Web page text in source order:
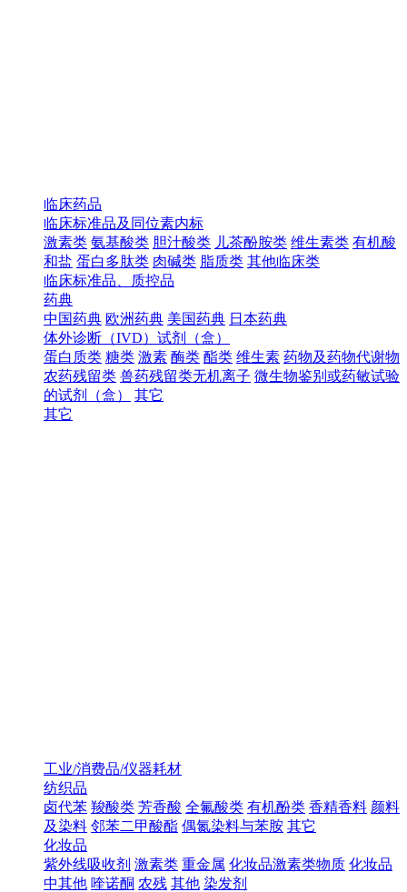
临床药品
临床标准品及同位素内标
激素类 氨基酸类 胆汁酸类 儿茶酚胺类 维生素类 有机酸
和盐 蛋白多肽类 肉碱类 脂质类 其他临床类
临床标准品、质控品
药典
中国药典 欧洲药典 美国药典 日本药典
体外诊断（IVD）试剂（盒）
蛋白质类 糖类 激素 酶类 酯类 维生素 药物及药物代谢物
农药残留类 兽药残留类无机离子 微生物鉴别或药敏试验
的试剂（盒）
其它
其它
工业/消费品/仪器耗材
纺织品
卤代苯 羧酸类 芳香酸 全氟酸类 有机酚类 香精香料 颜料
及染料 邻苯二甲酸酯 偶氮染料与苯胺 其它
化妆品
紫外线吸收剂 激素类 重金属 化妆品激素类物质 化妆品
中其他 喹诺酮 农残 其他 染发剂